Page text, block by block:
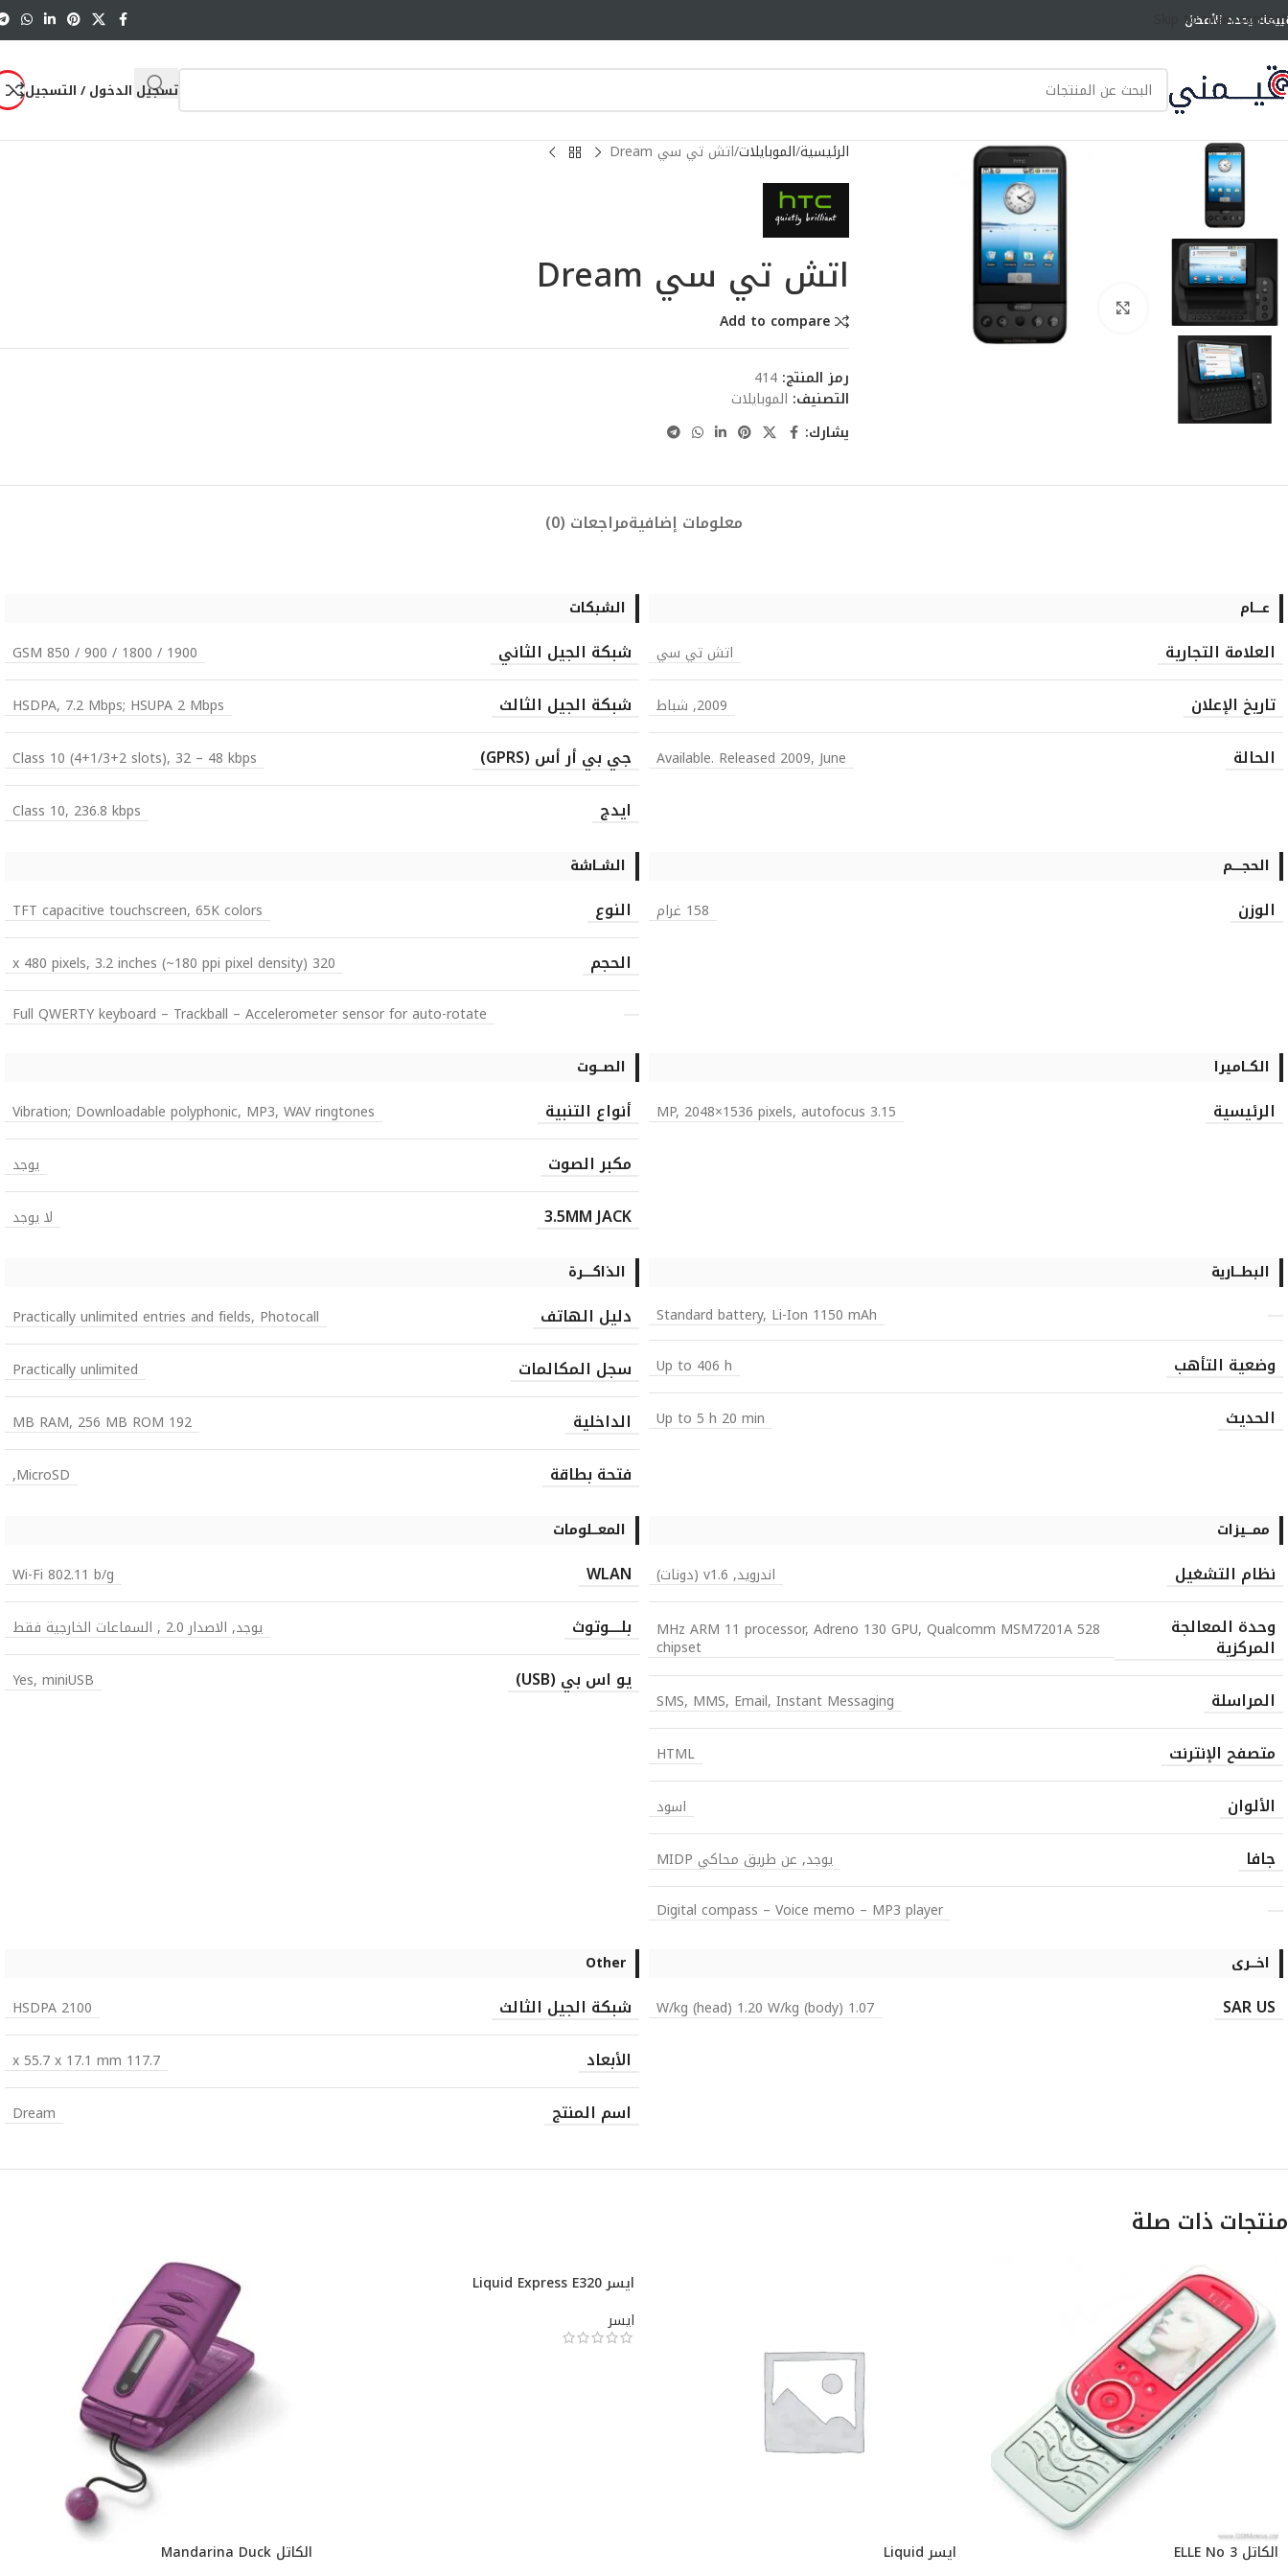
Skip to main content
يحدد الأفضل
تسجيل الدخول / التسجيل
انقر للتكبير
الرئيسية الموبايلات اتش تي سي Dream
اتش تي سي Dream
Add to compare
رمز المنتج: 414
التصنيف: الموبايلات
يشارك:
معلومات إضافيةمراجعات (0)
عــــام
العلامة التجارية اتش تي سي
تاريخ الإعلان 2009, شباط
الحالة Available. Released 2009, June
الشبكات
شبكة الجيل الثاني GSM 850 / 900 / 1800 / 1900
شبكة الجيل الثالث HSDPA, 7.2 Mbps; HSUPA 2 Mbps
جي بي أر أس (GPRS) Class 10 (4+1/3+2 slots), 32 – 48 kbps
ايدج Class 10, 236.8 kbps
الحجـــــم
الوزن 158 غرام
الشــاشة
النوع TFT capacitive touchscreen, 65K colors
الحجم
320 x 480 pixels, 3.2 inches (~180 ppi pixel density)
Full QWERTY keyboard – Trackball – Accelerometer sensor for auto-rotate
الكــاميرا
الرئيسية 3.15 MP, 2048×1536 pixels, autofocus
الصـــوت
أنواع التنبية Vibration; Downloadable polyphonic, MP3, WAV ringtones
مكبر الصوت يوجد
3.5MM JACK لا يوجد
البطـــارية
Standard battery, Li-Ion 1150 mAh
وضعية التأهب Up to 406 h
الحديث Up to 5 h 20 min
الذاكـــــرة
دليل الهاتف Practically unlimited entries and fields, Photocall
سجل المكالمات Practically unlimited
الداخلية 192 MB RAM, 256 MB ROM
فتحة بطاقة MicroSD,
ممـــيزات
نظام التشغيل اندرويد, v1.6 (دونات)
وحدة المعالجة
المركزية
528 MHz ARM 11 processor, Adreno 130 GPU, Qualcomm MSM7201A
chipset
المراسلة SMS, MMS, Email, Instant Messaging
متصفح الإنترنت HTML
الألوان اسود
جافا
يوجد, عن طريق محاكي MIDP
Digital compass – Voice memo – MP3 player
المعـــلومات
WLAN
Wi-Fi 802.11 b/g
بلــــوتوث يوجد, الاصدار 2.0 , السماعات الخارجية فقط
يو اس بي (USB) Yes, miniUSB
اخـــرى
SAR US
1.07 W/kg (head) 1.20 W/kg (body)
Other
شبكة الجيل الثالث HSDPA 2100
الأبعاد 117.7 x 55.7 x 17.1 mm
اسم المنتج Dream
منتجات ذات صلة
الكاتل ELLE No 3 ايسر Liquid
ايسر Liquid Express E320
ايسر
الكاتل Mandarina Duck